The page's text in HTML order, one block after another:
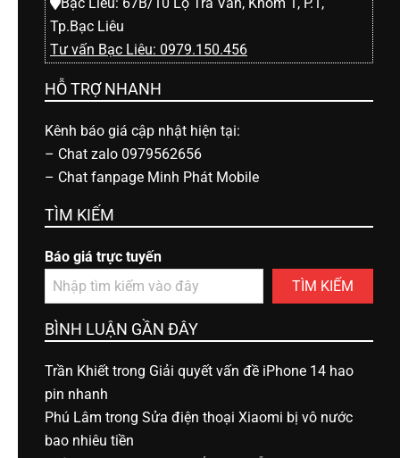
Tp.Bạc Liêu
Tư vấn Bạc Liêu: 0979.150.456
HỖ TRỢ NHANH
Kênh báo giá cập nhật hiện tại:
– Chat zalo 0979562656
– Chat fanpage Minh Phát Mobile
TÌM KIẾM
Báo giá trực tuyến
TÌM KIẾM
BÌNH LUẬN GẦN ĐÂY
Trần Khiết trong Giải quyết vấn đề iPhone 14 hao
pin nhanh
Phú Lâm trong Sửa điện thoại Xiaomi bị vô nước
bao nhiêu tiền